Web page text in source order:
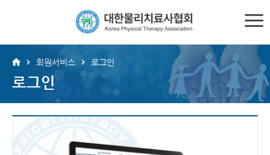
회원서비스 로그인
로그인